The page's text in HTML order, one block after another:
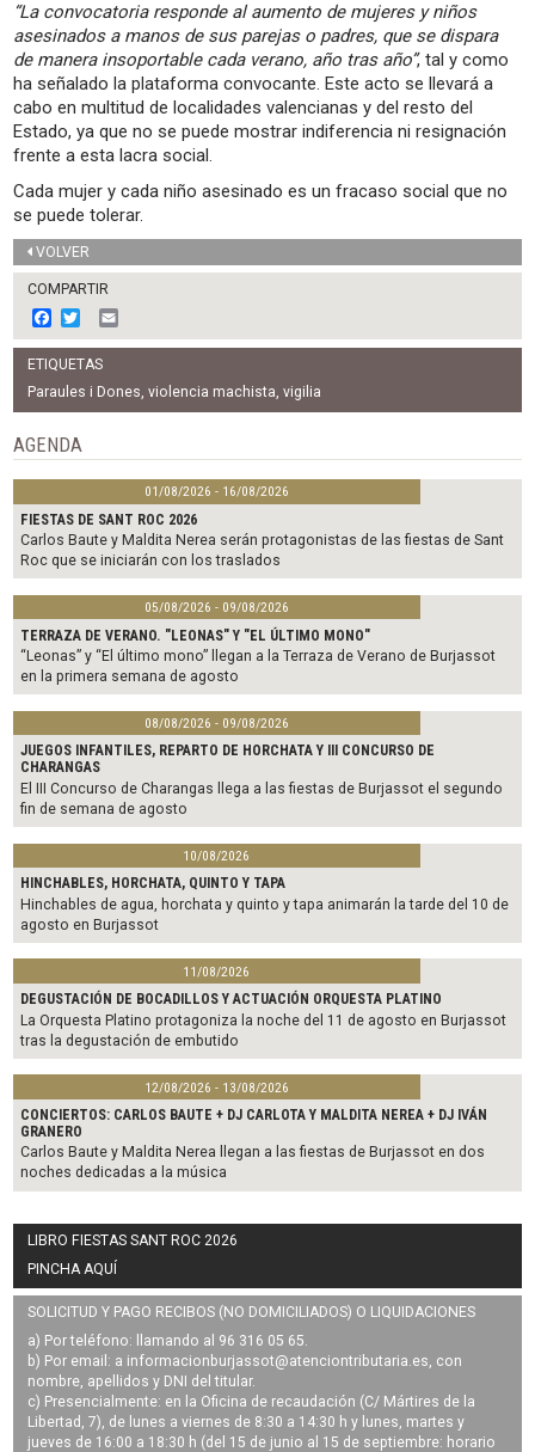
“La convocatoria responde al aumento de mujeres y niños
asesinados a manos de sus parejas o padres, que se dispara
de manera insoportable cada verano, año tras año”, tal y como
ha señalado la plataforma convocante. Este acto se llevará a
cabo en multitud de localidades valencianas y del resto del
Estado, ya que no se puede mostrar indiferencia ni resignación
frente a esta lacra social.
Cada mujer y cada niño asesinado es un fracaso social que no
se puede tolerar.
VOLVER
COMPARTIR
F
a
c
e
b
o
o
k
w
i
t
t
e
m
a
l
ETIQUETAS
Paraules i Dones,violencia machista,vigilia
AGENDA
01/08/2026 - 16/08/2026
FIESTAS DE SANT ROC 2026
Carlos Baute y Maldita Nerea serán protagonistas de las fiestas de Sant
Roc que se iniciarán con los traslados
05/08/2026 - 09/08/2026
TERRAZA DE VERANO. "LEONAS" Y "EL ÚLTIMO MONO"
“Leonas” y “El último mono” llegan a la Terraza de Verano de Burjassot
en la primera semana de agosto
08/08/2026 - 09/08/2026
JUEGOS INFANTILES, REPARTO DE HORCHATA Y III CONCURSO DE
CHARANGAS
El III Concurso de Charangas llega a las fiestas de Burjassot el segundo
fin de semana de agosto
10/08/2026
HINCHABLES, HORCHATA, QUINTO Y TAPA
Hinchables de agua, horchata y quinto y tapa animarán la tarde del 10 de
agosto en Burjassot
11/08/2026
DEGUSTACIÓN DE BOCADILLOS Y ACTUACIÓN ORQUESTA PLATINO
La Orquesta Platino protagoniza la noche del 11 de agosto en Burjassot
tras la degustación de embutido
12/08/2026 - 13/08/2026
CONCIERTOS: CARLOS BAUTE + DJ CARLOTA Y MALDITA NEREA + DJ IVÁN
GRANERO
Carlos Baute y Maldita Nerea llegan a las fiestas de Burjassot en dos
noches dedicadas a la música
LIBRO FIESTAS SANT ROC 2026
PINCHA AQUÍ
SOLICITUD Y PAGO RECIBOS (NO DOMICILIADOS) O LIQUIDACIONES
a) Por teléfono: llamando al 96 316 05 65.
b) Por email: a informacionburjassot@atenciontributaria.es, con
nombre, apellidos y DNI del titular.
c) Presencialmente: en la Oficina de recaudación (C/ Mártires de la
Libertad, 7), de lunes a viernes de 8:30 a 14:30 h y lunes, martes y
jueves de 16:00 a 18:30 h (del 15 de junio al 15 de septiembre: horario